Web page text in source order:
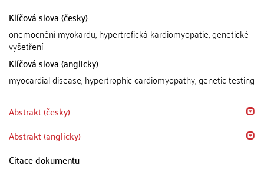
Klíčová slova (česky)
onemocnění myokardu, hypertrofická kardiomyopatie, genetické
vyšetření
Klíčová slova (anglicky)
myocardial disease, hypertrophic cardiomyopathy, genetic testing
Abstrakt (česky)
Abstrakt (anglicky)
Citace dokumentu